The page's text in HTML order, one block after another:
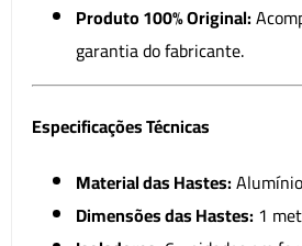
Produto 100% Original:
garantia do fabricante.
Especificações Técnicas
Material das Hastes:
Dimensões das Hastes: 1